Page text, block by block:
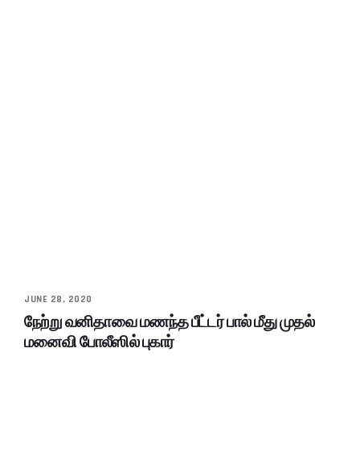
JUNE 28, 2020
நேற்று வனிதாவை மணந்த பீட்டர் பால் மீது முதல்
மனைவி போலீஸில் புகார்